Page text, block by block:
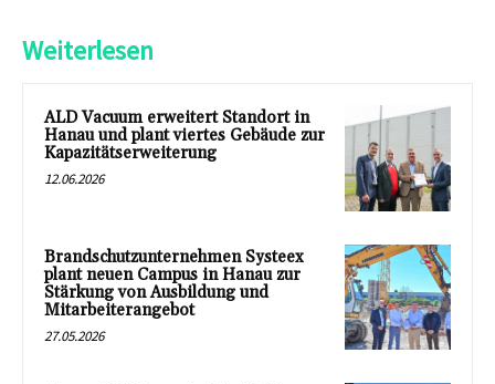
Weiterlesen
ALD Vacuum erweitert Standort in
Hanau und plant viertes Gebäude zur
Kapazitätserweiterung
12.06.2026
Brandschutzunternehmen Systeex
plant neuen Campus in Hanau zur
Stärkung von Ausbildung und
Mitarbeiterangebot
27.05.2026